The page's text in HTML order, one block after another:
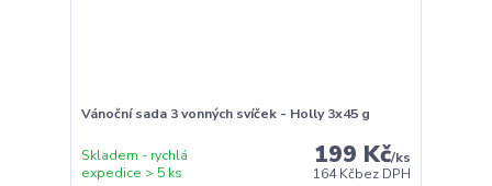
Vánoční sada 3 vonných svíček - Holly 3x45 g
199 Kč/ks
164 Kčbez DPH
Skladem - rychlá
expedice > 5 ks